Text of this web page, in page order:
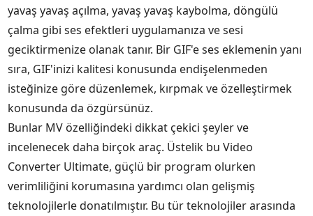
yavaş yavaş açılma, yavaş yavaş kaybolma, döngülü
çalma gibi ses efektleri uygulamanıza ve sesi
geciktirmenize olanak tanır. Bir GIF'e ses eklemenin yanı
sıra, GIF'inizi kalitesi konusunda endişelenmeden
isteğinize göre düzenlemek, kırpmak ve özelleştirmek
konusunda da özgürsünüz.
Bunlar MV özelliğindeki dikkat çekici şeyler ve
incelenecek daha birçok araç. Üstelik bu Video
Converter Ultimate, güçlü bir program olurken
verimliliğini korumasına yardımcı olan gelişmiş
teknolojilerle donatılmıştır. Bu tür teknolojiler arasında